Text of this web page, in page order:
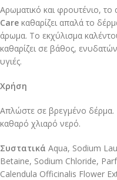
Αρωματικό και φρουτένιο,
Care καθαρίζει απαλά το
άρωμα. Το εκχύλισμα
καθαρίζει σε βάθος,
υγιές.
Χρήση
Απλώστε σε βρεγμένο δέρμα.
καθαρό χλιαρό νερό.
Συστατικά Aqua, Sodium
Betaine, Sodium Chloride,
Calendula Officinalis Flower